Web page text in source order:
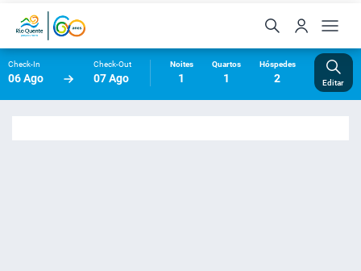
Check-In
06 Ago
Check-Out
07 Ago
Noites
1
Quartos
1
Hóspedes
2 Editar